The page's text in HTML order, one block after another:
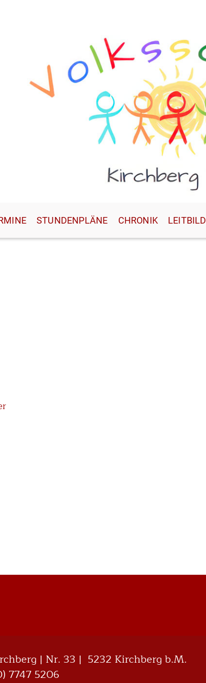
STUNDENPLÄNE CHRONIK LEITBILD
| Nr. 33 | 5232 Kirchberg b.M.
7747 5206